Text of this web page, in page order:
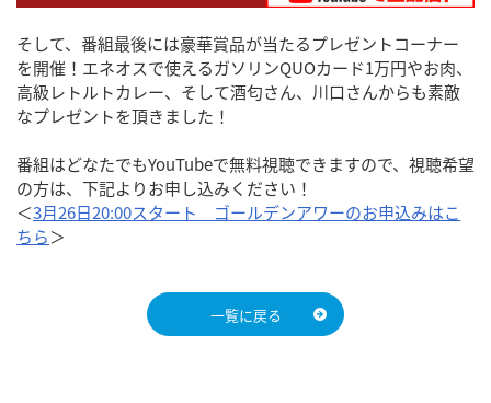
そして、番組最後には豪華賞品が当たるプレゼントコーナー
を開催！エネオスで使えるガソリンQUOカード1万円やお肉、
高級レトルトカレー、そして酒匂さん、川口さんからも素敵
なプレゼントを頂きました！
番組はどなたでもYouTubeで無料視聴できますので、視聴希望
の方は、下記よりお申し込みください！
＜3月26日20:00スタート ゴールデンアワーのお申込みはこ
ちら＞
一覧に戻る